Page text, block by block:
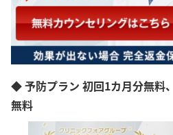
◆ 予防プラン 初回1カ月分無料
無料